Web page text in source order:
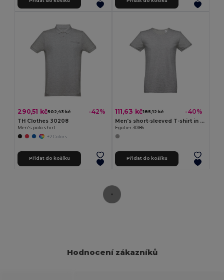
290,51 kč502,43 kč -42%
TH Clothes 30208
Men's polo shirt
+2 Colors
Přidat do košíku
111,63 kč185,12 kč -40%
Men's short-sleeved T-shirt in combed cotton
Egotier 30186
Přidat do košíku
Hodnocení zákazníků